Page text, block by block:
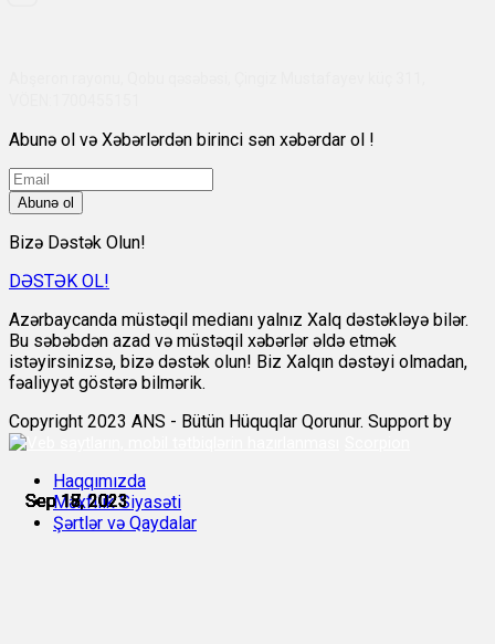
Sep 17, 2023
Sep 17, 2023
Sep 18, 2023
Sep 18, 2023
Sep 18, 2023
Sep 18, 2023
Abunə ol və Xəbərlərdən birinci sən xəbərdar ol !
Abunə ol
Bizə Dəstək Olun!
DƏSTƏK OL!
Azərbaycanda müstəqil medianı yalnız Xalq dəstəkləyə bilər.
Bu səbəbdən azad və müstəqil xəbərlər əldə etmək
istəyirsinizsə, bizə dəstək olun! Biz Xalqın dəstəyi olmadan,
fəaliyyət göstərə bilmərik.
Copyright 2023 ANS - Bütün Hüquqlar Qorunur. Support by
Haqqımızda
Məxfilik Siyasəti
Şərtlər və Qaydalar